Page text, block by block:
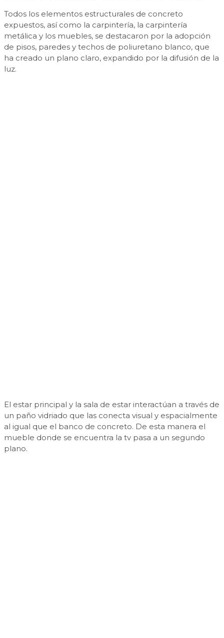
Todos los elementos estructurales de concreto
expuestos, así como la carpintería, la carpintería
metálica y los muebles, se destacaron por la adopción
de pisos, paredes y techos de poliuretano blanco, que
ha creado un plano claro, expandido por la difusión de la
luz.
El estar principal y la sala de estar interactúan a través de
un paño vidriado que las conecta visual y espacialmente
al igual que el banco de concreto. De esta manera el
mueble donde se encuentra la tv pasa a un segundo
plano.